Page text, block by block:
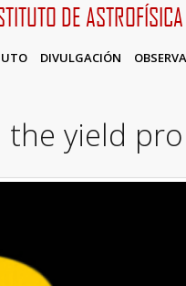
DE
DIVULGACIÓN
the yield